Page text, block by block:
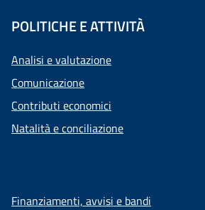
POLITICHE E ATTIVITÀ
Analisi e valutazione
Comunicazione
Contributi economici
Natalità e conciliazione
Finanziamenti, avvisi e bandi